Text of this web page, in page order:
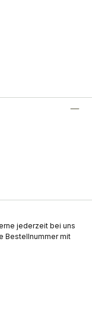
jederzeit bei uns
Bestellnummer mit